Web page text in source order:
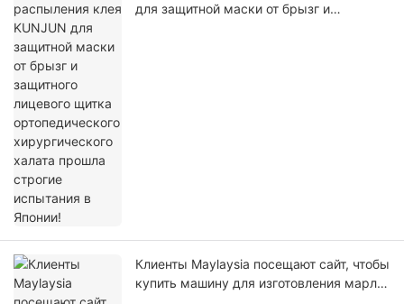
для защитной маски от брызг и
Клиенты Maylaysia посещают сайт, чтобы
купить машину для изготовления марли